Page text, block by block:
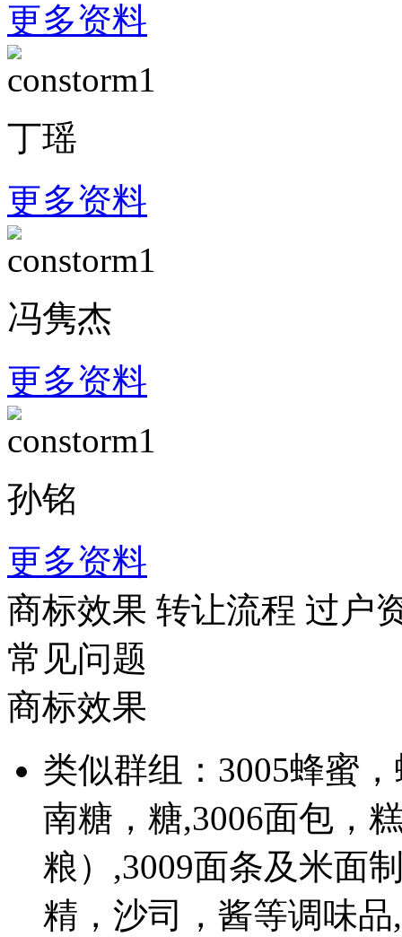
更多资料
丁瑶
更多资料
冯隽杰
更多资料
孙铭
更多资料
商标效果 转让流程 过户
常见问题
商标效果
类似群组：3005蜂蜜
南糖，糖,3006面包，
粮）,3009面条及米面
精，沙司，酱等调味品